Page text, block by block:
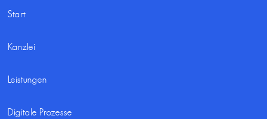
Start
Kanzlei
Leistungen
Digitale Prozesse